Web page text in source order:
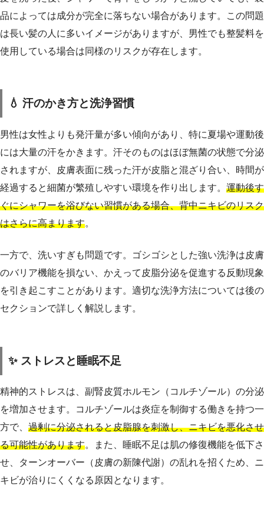
品によっては成分が完全に落ちない場合があります。この問題
は長い髪の人に多いイメージがありますが、男性でも整髪料を
使用している場合は同様のリスクが存在します。
💧 汗のかき方と洗浄習慣
男性は女性よりも発汗量が多い傾向があり、特に夏場や運動後
には大量の汗をかきます。汗そのものはほぼ無菌の状態で分泌
されますが、皮膚表面に残った汗が皮脂と混ざり合い、時間が
経過すると細菌が繁殖しやすい環境を作り出します。 運動後す
ぐにシャワーを浴びない習慣がある場合、背中ニキビのリスク
はさらに高まります。
一方で、洗いすぎも問題です。ゴシゴシとした強い洗浄は皮膚
のバリア機能を損ない、かえって皮脂分泌を促進する反動現象
を引き起こすことがあります。適切な洗浄方法については後の
セクションで詳しく解説します。
✨ ストレスと睡眠不足
精神的ストレスは、副腎皮質ホルモン（コルチゾール）の分泌
を増加させます。コルチゾールは炎症を制御する働きを持つ一
方で、 過剰に分泌されると皮脂腺を刺激し、ニキビを悪化させ
る可能性があります。また、睡眠不足は肌の修復機能を低下さ
せ、ターンオーバー（皮膚の新陳代謝）の乱れを招くため、ニ
キビが治りにくくなる原因となります。